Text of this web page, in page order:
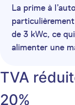
La prime à
de 3 kWc, ce
alimenter une
TVA
20%